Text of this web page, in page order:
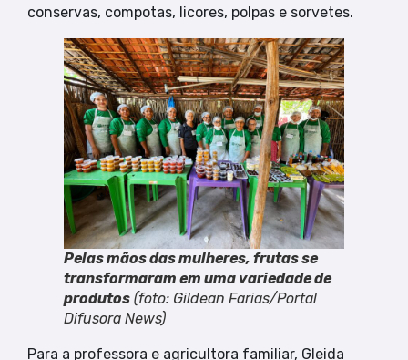
conservas, compotas, licores, polpas e sorvetes.
Pelas mãos das mulheres, frutas se
transformaram em uma variedade de
produtos (foto: Gildean Farias/Portal
Difusora News)
Para a professora e agricultora familiar, Gleida